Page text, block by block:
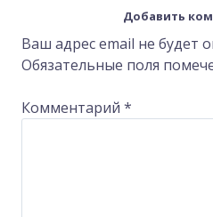
Добавить
Ваш адрес email не будет
Обязательные поля
Комментарий *